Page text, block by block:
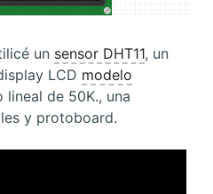
un sensor DHT11, un
LCD modelo
de 50K., una
y protoboard.